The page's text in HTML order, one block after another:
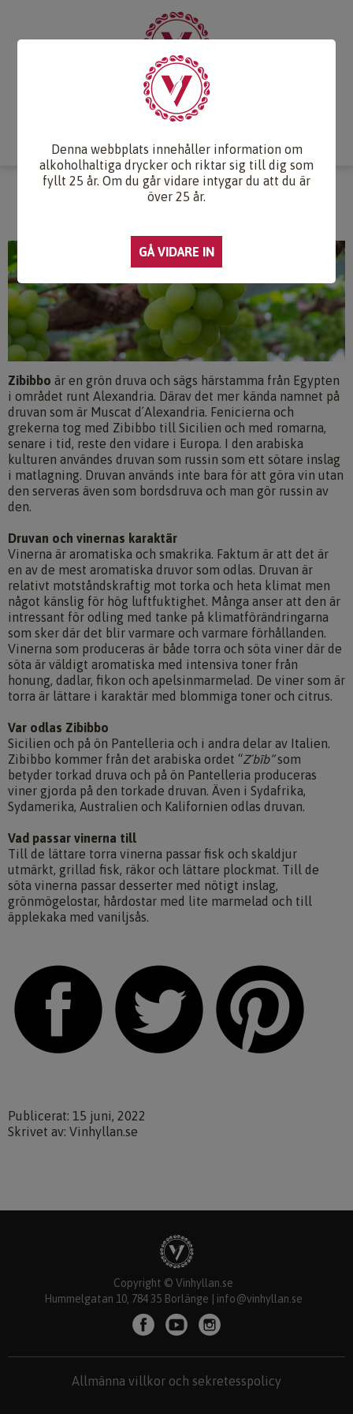
Druvlexikon
Webb-TV Om oss
ZIBIBBO
Zibibbo är en grön druva och sägs härstamma från Egypten
i området runt Alexandria. Därav det mer kända namnet på
druvan som är Muscat d´Alexandria. Fenicierna och
grekerna tog med Zibibbo till Sicilien och med romarna,
senare i tid, reste den vidare i Europa. I den arabiska
kulturen användes druvan som russin som ett sötare inslag
i matlagning. Druvan används inte bara för att göra vin utan
den serveras även som bordsdruva och man gör russin av
den.
Druvan och vinernas karaktär
Vinerna är aromatiska och smakrika. Faktum är att det är
en av de mest aromatiska druvor som odlas. Druvan är
relativt motståndskraftig mot torka och heta klimat men
något känslig för hög luftfuktighet. Många anser att den är
intressant för odling med tanke på klimatförändringarna
som sker där det blir varmare och varmare förhållanden.
Vinerna som produceras är både torra och söta viner där de
söta är väldigt aromatiska med intensiva toner från
honung, dadlar, fikon och apelsinmarmelad. De viner som är
torra är lättare i karaktär med blommiga toner och citrus.
Var odlas Zibibbo
Sicilien och på ön Pantelleria och i andra delar av Italien.
Zibibbo kommer från det arabiska ordet “Z´bīb”som
betyder torkad druva och på ön Pantelleria produceras
viner gjorda på den torkade druvan. Även i Sydafrika,
Sydamerika, Australien och Kalifornien odlas druvan.
Vad passar vinerna till
Till de lättare torra vinerna passar fisk och skaldjur
utmärkt, grillad fisk, räkor och lättare plockmat. Till de
söta vinerna passar desserter med nötigt inslag,
grönmögelostar, hårdostar med lite marmelad och till
äpplekaka med vaniljsås.
Publicerat: 15 juni, 2022
Skrivet av: Vinhyllan.se
Copyright © Vinhyllan.se
Hummelgatan 10, 784 35 Borlänge | info@vinhyllan.se
Allmänna villkor och sekretesspolicy
Denna webbplats innehåller information om
alkoholhaltiga drycker och riktar sig till dig som
fyllt 25 år. Om du går vidare intygar du att du är
över 25 år.